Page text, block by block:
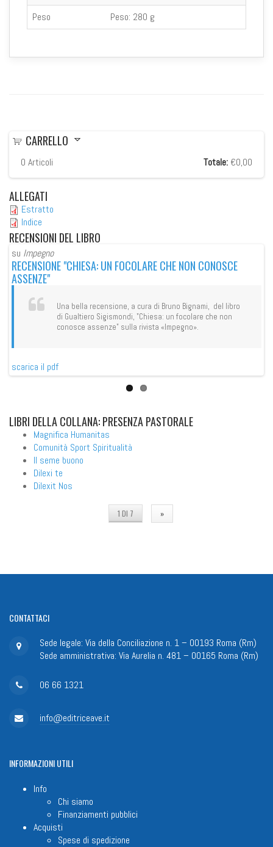
Peso
Peso: 280 g
CARRELLO
0 Articoli Totale: €0,00
ALLEGATI
Estratto
Indice
RECENSIONI DEL LIBRO
su Impegno
RECENSIONE "CHIESA: UN FOCOLARE CHE NON CONOSCE
ASSENZE"
Una bella recensione, a cura di Bruno Bignami, del libro
di Gualtiero Sigismondi, "Chiesa: un focolare che non
conosce assenze" sulla rivista «Impegno».
scarica il pdf
LIBRI DELLA COLLANA: PRESENZA PASTORALE
Magnifica Humanitas
Comunità Sport Spiritualità
Il seme buono
Dilexi te
Dilexit Nos
1 DI 7 »
CONTATTACI
Sede legale: Via della Conciliazione n. 1 – 00193 Roma (Rm)
Sede amministrativa: Via Aurelia n. 481 – 00165 Roma (Rm)
06 66 1321
info@editriceave.it
INFORMAZIONIUTILI
Info
Chi siamo
Finanziamenti pubblici
Acquisti
Spese di spedizione